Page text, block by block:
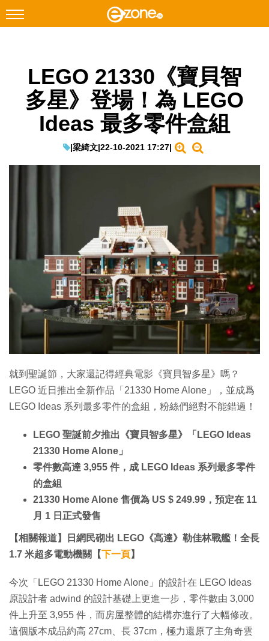
Facebook Instagram
科技焦點
教學評測
生成式AI與雲端應用
Enterprise Digital Transformation
LEGO 21330《寶貝智
多星》登場！為 LEGO
Ideas 最多零件盒組
|梁綺文|22-10-2021 17:27|
就到聖誕節，大家還記得經典電影《寶貝智多星》嗎？
LEGO 近日推出全新作品「21330 Home Alone」，並成爲
LEGO Ideas 系列最多零件的盒組，粉絲們絕對不能錯過！
LEGO 聖誕前夕推出《寶貝智多星》「LEGO Ideas
21330 Home Alone」
零件數高達 3,955 件，成 LEGO Ideas 系列最多零件
的盒組
21330 Home Alone 售價為 US $ 249.99，預定在 11
月 1 日正式發售
【相關報道】日網民砌出 LEGO《高達》勒佳林戰艦！全長
1.7 米超多電動機關【下一頁】
今次「LEGO 21330 Home Alone」的設計在 LEGO Ideas
原設計者 adwind 的設計基礎上更進一步，零件數由 3,000
件上升至 3,955 件，而房屋整體的結構亦進行了大幅修改。
這個版本成品約高 27cm、長 37cm，極力還原了主角奇雲